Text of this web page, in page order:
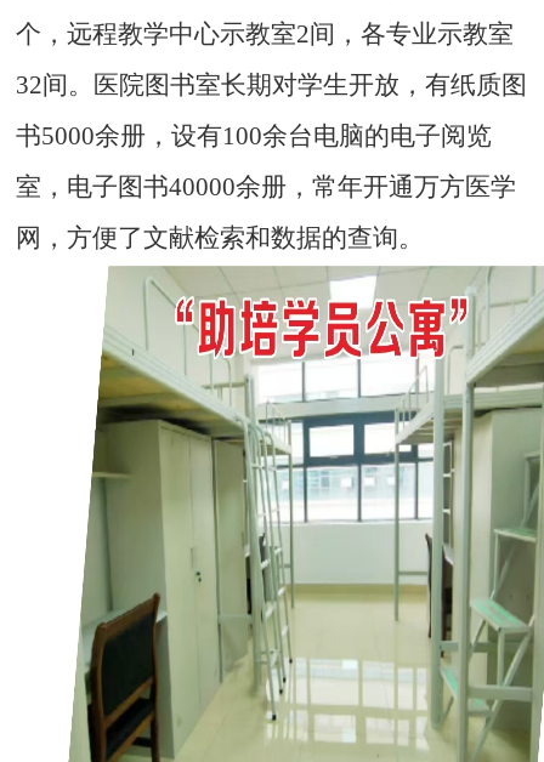
个，远程教学中心示教室2间，各专业示教室
32间。医院图书室长期对学生开放，有纸质图
书5000余册，设有100余台电脑的电子阅览
室，电子图书40000余册，常年开通万方医学
网，方便了文献检索和数据的查询。